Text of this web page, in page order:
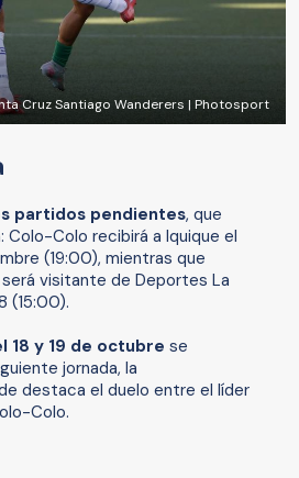
Cruz Santiago Wanderers | Photosport
partidos pendientes, que
Colo-Colo recibirá a Iquique el
(19:00), mientras que
visitante de Deportes La
(15:00).
18 y 19 de octubre se
jornada, la
destaca el duelo entre el líder
Colo.